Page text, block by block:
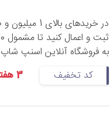
در خریدهای بالای 1 میلیون و 400 هزار تومان می‌توانید این
ثبت و اعمال کنید تا مشمول 120 هزار تومان
به فروشگاه آنلاین اسنپ
کد تخفیف
3 هفته بعد